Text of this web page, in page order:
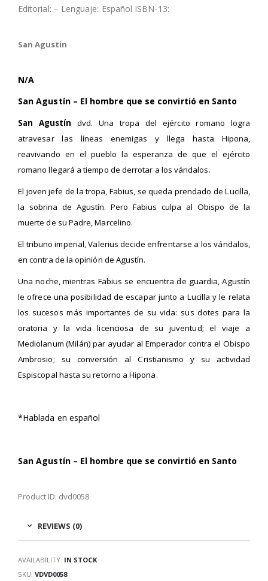
Editorial: – Lenguaje: Español ISBN-13:
San Agustin
N/A
San Agustín – El hombre que se convirtió en Santo
San Agustíndvd. Una tropa del ejército romano logra
atravesar las líneas enemigas y llega hasta Hipona,
reavivando en el pueblo la esperanza de que el ejército
romano llegará a tiempo de derrotar a los vándalos.
El joven jefe de la tropa, Fabius, se queda prendado de Lucilla,
la sobrina de Agustín. Pero Fabius culpa al Obispo de la
muerte de su Padre, Marcelino.
El tribuno imperial, Valerius decide enfrentarse a los vándalos,
en contra de la opinión de Agustín.
Una noche, mientras Fabius se encuentra de guardia, Agustín
le ofrece una posibilidad de escapar junto a Lucilla y le relata
los sucesos más importantes de su vida: sus dotes para la
oratoria y la vida licenciosa de su juventud; el viaje a
Mediolanum (Milán) par ayudar al Emperador contra el Obispo
Ambrosio; su conversión al Cristianismo y su actividad
Espiscopal hasta su retorno a Hipona.
*Hablada en español
San Agustín – El hombre que se convirtió en Santo
Product ID: dvd0058
REVIEWS (0)
AVAILABILITY: IN STOCK
SKU: VDVD0058